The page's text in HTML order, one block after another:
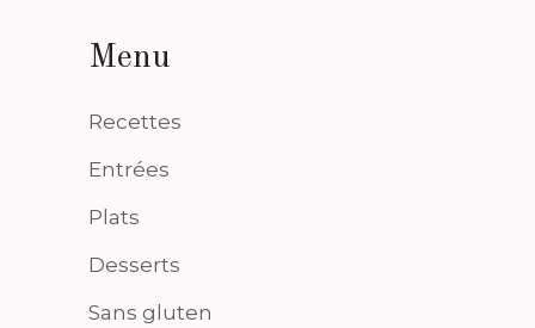
Menu
Recettes
Entrées
Plats
Desserts
Sans gluten